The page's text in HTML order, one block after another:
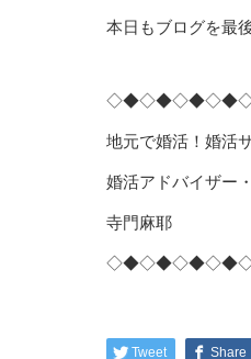
本日もブログを最
地元で婚活！婚活
婚活アドバイザー
寺門麻耶
Tweet Share